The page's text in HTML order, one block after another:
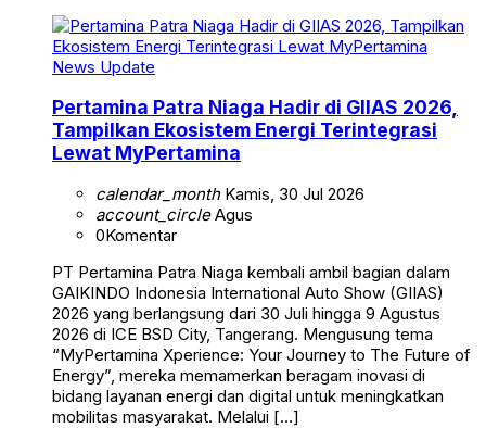
News Update
Pertamina Patra Niaga Hadir di GIIAS 2026,
Tampilkan Ekosistem Energi Terintegrasi
Lewat MyPertamina
calendar_monthKamis, 30 Jul 2026
account_circleAgus
0Komentar
PT Pertamina Patra Niaga kembali ambil bagian dalam
GAIKINDO Indonesia International Auto Show (GIIAS)
2026 yang berlangsung dari 30 Juli hingga 9 Agustus
2026 di ICE BSD City, Tangerang. Mengusung tema
“MyPertamina Xperience: Your Journey to The Future of
Energy”, mereka memamerkan beragam inovasi di
bidang layanan energi dan digital untuk meningkatkan
mobilitas masyarakat. Melalui […]